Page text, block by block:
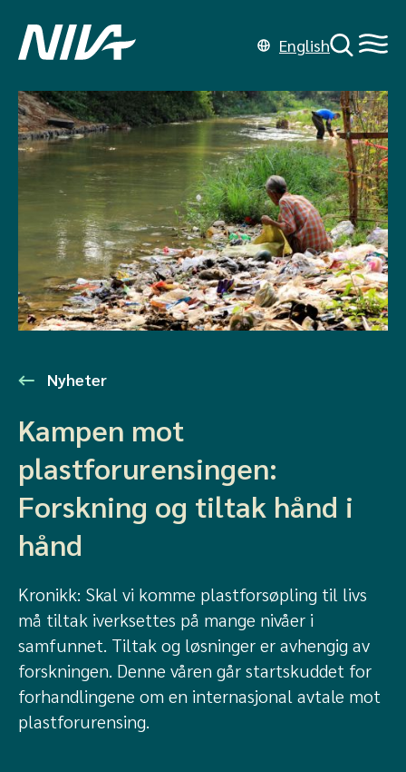
English
Nyheter
Kampen mot
plastforurensingen:
Forskning og tiltak hånd i
hånd
Kronikk: Skal vi komme plastforsøpling til livs
må tiltak iverksettes på mange nivåer i
samfunnet. Tiltak og løsninger er avhengig av
forskningen. Denne våren går startskuddet for
forhandlingene om en internasjonal avtale mot
plastforurensing.